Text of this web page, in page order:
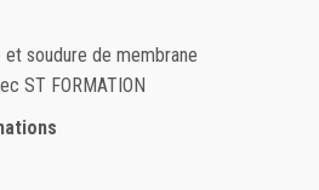
soudure de membrane
ST FORMATION